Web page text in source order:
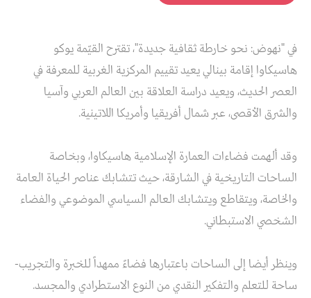
في "نهوض: نحو خارطة ثقافية جديدة"، تقترح القيّمة يوكو
هاسيكاوا إقامة بينالي يعيد تقييم المركزية الغربية للمعرفة في
العصر الحديث، ويعيد دراسة العلاقة بين العالم العربي وآسيا
والشرق الأقصى، عبر شمال أفريقيا وأمريكا اللاتينية.
وقد ألهمت فضاءات العمارة الإسلامية هاسيكاوا، وبخاصة
الساحات التاريخية في الشارقة، حيث تتشابك عناصر الحياة العامة
والخاصة، ويتقاطع ويتشابك العالم السياسي الموضوعي والفضاء
الشخصي الاستبطاني.
وينظر أيضا إلى الساحات باعتبارها فضاءً ممهداً للخبرة والتجريب-
ساحة للتعلم والتفكير النقدي من النوع الاستطرادي والمجسد.